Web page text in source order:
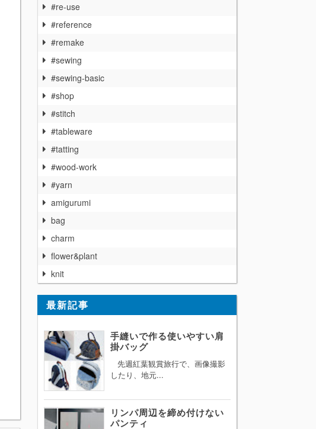
#re-use
#reference
#remake
#sewing
#sewing-basic
#shop
#stitch
#tableware
#tatting
#wood-work
#yarn
amigurumi
bag
charm
flower&plant
knit
最新記事
手縫いで作る使いやすい肩
掛バッグ
先週紅葉観賞旅行で、画像撮影
したり、地元...
リンパ周辺を締め付けない
パンティ